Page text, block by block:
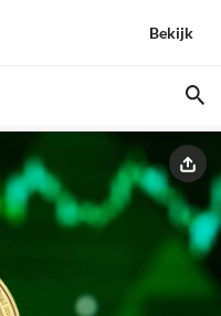
Bekijk